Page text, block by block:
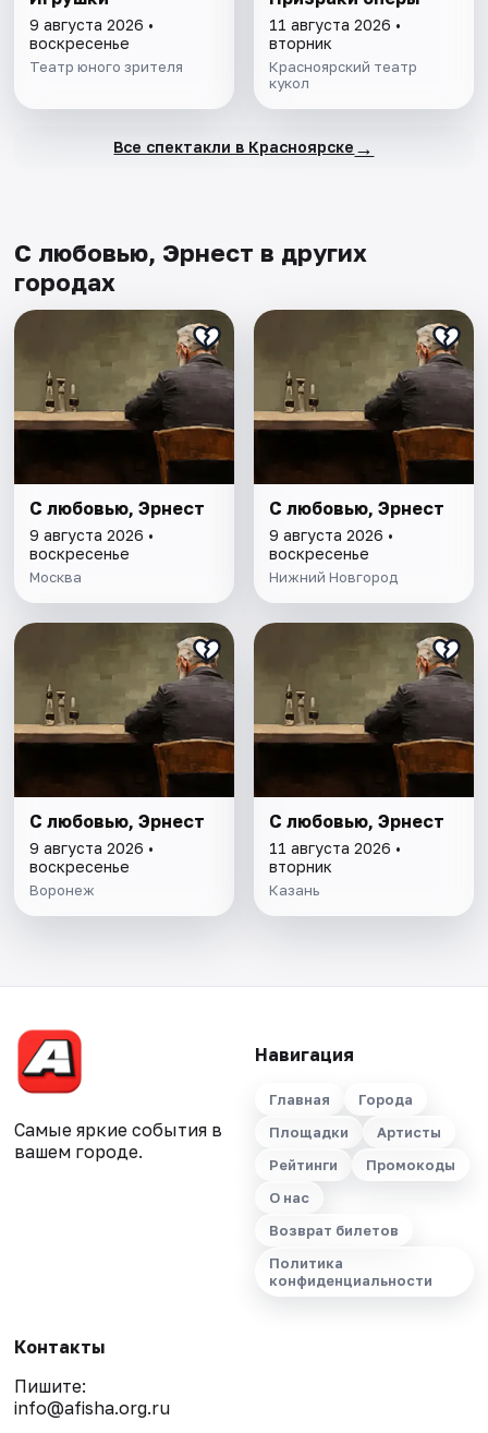
9 августа 2026 •
воскресенье
Театр юного зрителя
11 августа 2026 •
вторник
Красноярский театр
кукол
Все спектакли в Красноярске →
С любовью, Эрнест в других
городах
С любовью, Эрнест
9 августа 2026 •
воскресенье
Москва
С любовью, Эрнест
9 августа 2026 •
воскресенье
Нижний Новгород
С любовью, Эрнест
9 августа 2026 •
воскресенье
Воронеж
С любовью, Эрнест
11 августа 2026 •
вторник
Казань
Самые яркие события в
вашем городе.
Навигация
Главная
Города
Площадки
Артисты
Рейтинги
Промокоды
О нас
Возврат билетов
Политика
конфиденциальности
Контакты
Пишите:
info@afisha.org.ru